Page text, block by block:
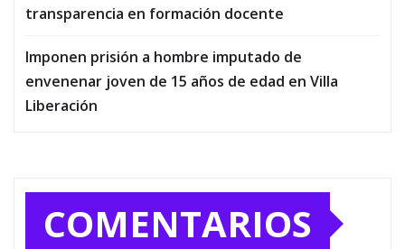
transparencia en formación docente
Imponen prisión a hombre imputado de
envenenar joven de 15 años de edad en Villa
Liberación
COMENTARIOS